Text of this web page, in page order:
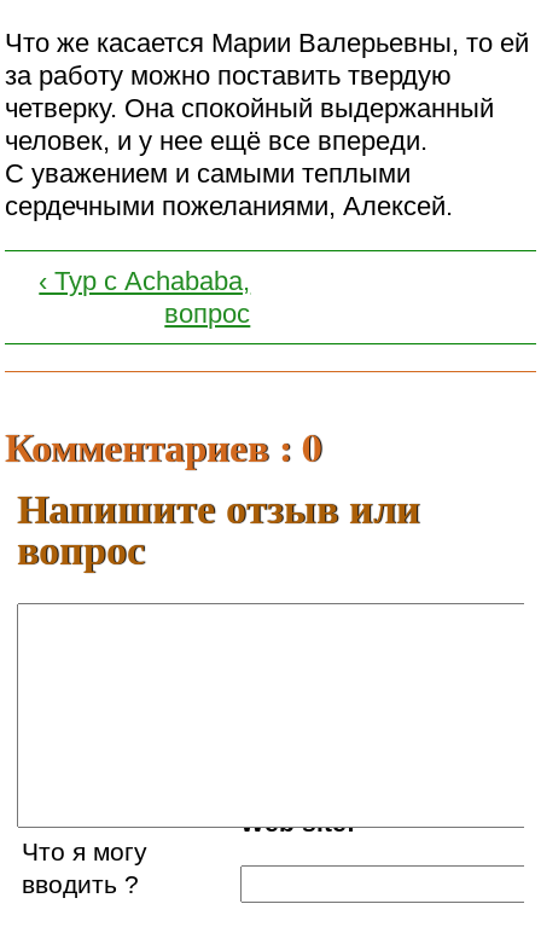
Что же касается Марии Валерьевны, то ей
за работу можно поставить твердую
четверку. Она спокойный выдержанный
человек, и у нее ещё все впереди.
С уважением и самыми теплыми
сердечными пожеланиями, Алексей.
‹ Тур с Achababa,
вопрос
Комментариев : 0
Напишите отзыв или
вопрос
Web site:
Что я могу
вводить ?